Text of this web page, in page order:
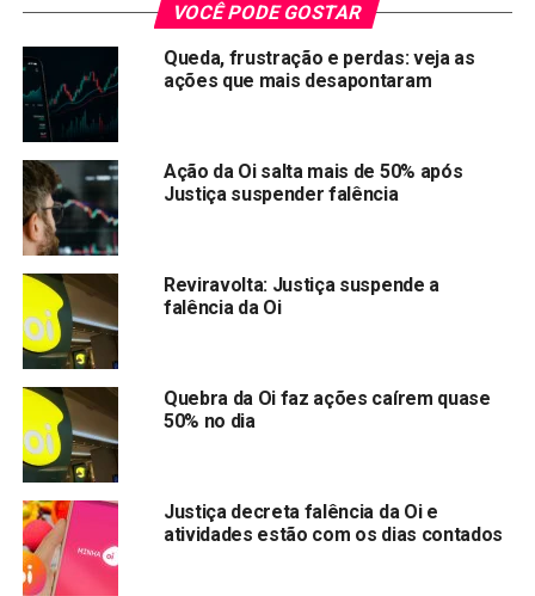
TÓPICOS RELACIONADOS: OIBR3 OIBR4 TIMP3
PRÓXIMA:
Oi: Investidores interessados, porém preocupados
com a situação da operadora Oi
O interesse da Telefônica está especificamente nas
redes móveis da Oi
VOCÊ PODE GOSTAR
Queda, frustração e perdas: veja as
ações que mais desapontaram
Ação da Oi salta mais de 50% após
Justiça suspender falência
Reviravolta: Justiça suspende a
falência da Oi
Quebra da Oi faz ações caírem quase
50% no dia
Justiça decreta falência da Oi e
atividades estão com os dias contados